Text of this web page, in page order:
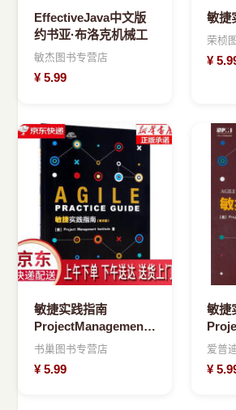
EffectiveJava中文版
约书亚·布洛克机械工
敏杰图书专营店
¥ 5.99
敏捷
荣桢
¥
敏捷实践指南
ProjectManagementInstitute(项
目管
书巢图书专营店
¥ 5.99
敏捷
出
爱普
¥